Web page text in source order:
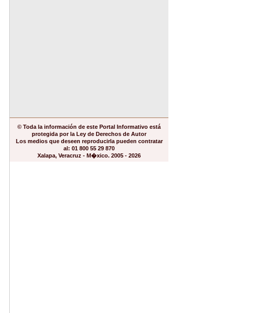
© Toda la información de este Portal Informativo está
protegida por la Ley de Derechos de Autor
Los medios que deseen reproducirla pueden contratar
al: 01 800 55 29 870
Xalapa, Veracruz - M�xico. 2005 - 2026